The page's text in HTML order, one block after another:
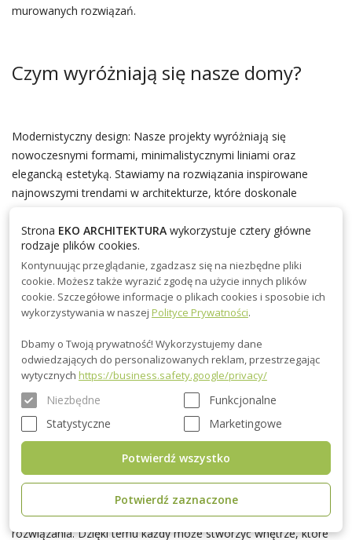
murowanych rozwiązań.
Czym wyróżniają się nasze domy?
Modernistyczny design: Nasze projekty wyróżniają się
nowoczesnymi formami, minimalistycznymi liniami oraz
elegancką estetyką. Stawiamy na rozwiązania inspirowane
najnowszymi trendami w architekturze, które doskonale
geometryczne bryły, które zapewniają nowoczesny wygląd i
dają efekt wizualnej lekkości. Nasze
dome modułowe całoroczne charakteryzują się również dużymi
przeszkleniami, które wpuszczają mnóstwo naturalnego światła
i tworzą niepowtarzalny klimat wnętrza, sprzyjający zarówno
Zróżnicowane rozmiary i układy: Oferujemy zarówno
kompaktowe domki v idealne na działki rekreacyjne, jak i
przestronne domy dla rodzin. Wszystkie projekty są elastyczne,
dzięki czemu można je dostosować do indywidualnych potrzeb
użytkowników, zapewniając maksymalne wykorzystanie
przestrzeni. Wnętrza naszych domów można aranżować na
różne sposoby, co sprawia, że są one idealnym wyborem
zarówno dla osób ceniących minimalistyczne przestrzenie, jak i
dla tych, którzy preferują bardziej rozbudowane, funkcjonalne
rozwiązania. Dzięki temu każdy może stworzyć wnętrze, które
Strona EKO ARCHITEKTURAwykorzystuje cztery główne
rodzaje plików cookies.
Kontynuując przeglądanie, zgadzasz się na niezbędne pliki
cookie. Możesz także wyrazić zgodę na użycie innych plików
cookie. Szczegółowe informacje o plikach cookies i sposobie ich
wykorzystywania w naszej Polityce Prywatności.
Dbamy o Twoją prywatność! Wykorzystujemy dane
odwiedzających do personalizowanych reklam, przestrzegając
wytycznych https://business.safety.google/privacy/
Niezbędne
Funkcjonalne
Statystyczne
Marketingowe
Potwierdź zaznaczone
Potwierdź wszystko